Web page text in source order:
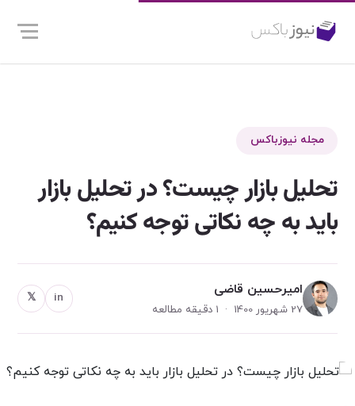
مجله نیوزباکس
تحلیل بازار چیست؟ در تحلیل بازار
باید به چه نکاتی توجه کنیم؟
امیرحسین قاضی
27 شهریور 1400 · 1 دقیقه مطالعه
in
𝕏